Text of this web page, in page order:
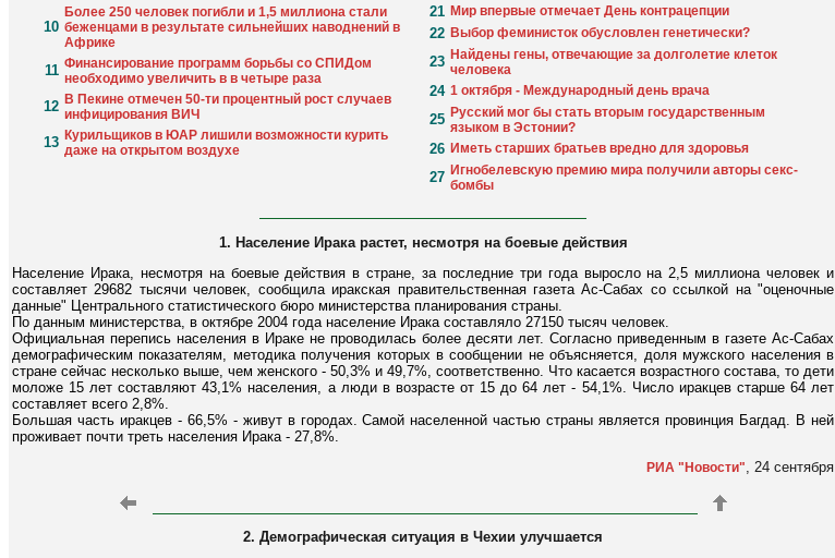
10
Более 250 человек погибли и 1,5 миллиона стали
беженцами в результате сильнейших наводнений в
Африке
11 Финансирование программ борьбы со СПИДом
необходимо увеличить в в четыре раза
12 В Пекине отмечен 50-ти процентный рост случаев
инфицирования ВИЧ
13 Курильщиков в ЮАР лишили возможности курить
даже на открытом воздухе
21 Мир впервые отмечает День контрацепции
22 Выбор феминисток обусловлен генетически?
23 Найдены гены, отвечающие за долголетие клеток
человека
24 1 октября - Международный день врача
25 Русский мог бы стать вторым государственным
языком в Эстонии?
26 Иметь старших братьев вредно для здоровья
27 Игнобелевскую премию мира получили авторы секс-
бомбы
1. Население Ирака растет, несмотря на боевые действия
Население Ирака, несмотря на боевые действия в стране, за последние три года выросло на 2,5 миллиона человек и
составляет 29682 тысячи человек, сообщила иракская правительственная газета Ас-Сабах со ссылкой на "оценочные
данные" Центрального статистического бюро министерства планирования страны.
По данным министерства, в октябре 2004 года население Ирака составляло 27150 тысяч человек.
Официальная перепись населения в Ираке не проводилась более десяти лет. Согласно приведенным в газете Ас-Сабах
демографическим показателям, методика получения которых в сообщении не объясняется, доля мужского населения в
стране сейчас несколько выше, чем женского - 50,3% и 49,7%, соответственно. Что касается возрастного состава, то дети
моложе 15 лет составляют 43,1% населения, а люди в возрасте от 15 до 64 лет - 54,1%. Число иракцев старше 64 лет
составляет всего 2,8%.
Большая часть иракцев - 66,5% - живут в городах. Самой населенной частью страны является провинция Багдад. В ней
проживает почти треть населения Ирака - 27,8%.
РИА "Новости", 24 сентября
2. Демографическая ситуация в Чехии улучшается